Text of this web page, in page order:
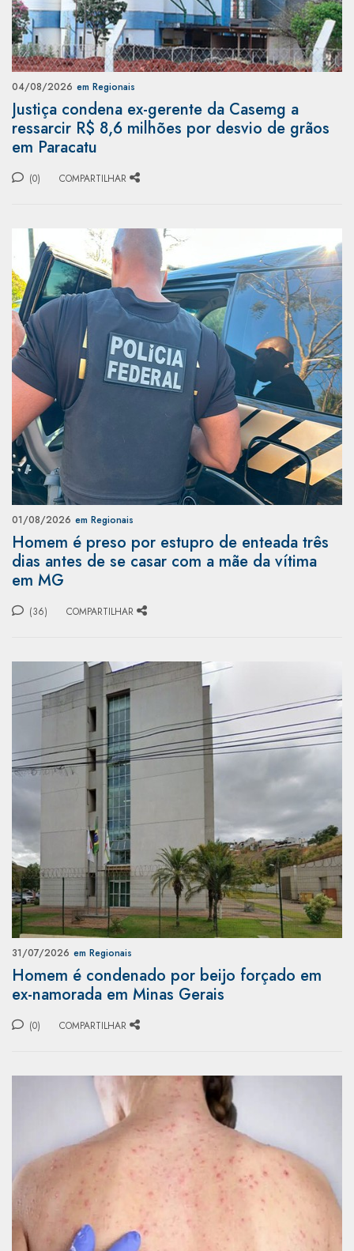
04/08/2026 em Regionais
Justiça condena ex-gerente da Casemg a
ressarcir R$ 8,6 milhões por desvio de grãos
em Paracatu
(0) COMPARTILHAR
01/08/2026 em Regionais
Homem é preso por estupro de enteada três
dias antes de se casar com a mãe da vítima
em MG
(36) COMPARTILHAR
31/07/2026 em Regionais
Homem é condenado por beijo forçado em
ex-namorada em Minas Gerais
(0) COMPARTILHAR